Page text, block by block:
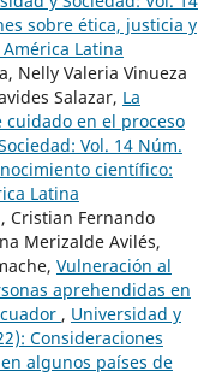
sobre ética, justicia y
Latina
Nelly Valeria Vinueza
Salazar, La
en el proceso
Vol. 14 Núm.
científico:
Latina
Cristian Fernando
Merizalde Avilés,
Vulneración al
aprehendidas en
, Universidad y
Consideraciones
algunos países de